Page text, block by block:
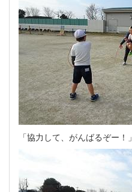
「協力して、がんばるぞー！」